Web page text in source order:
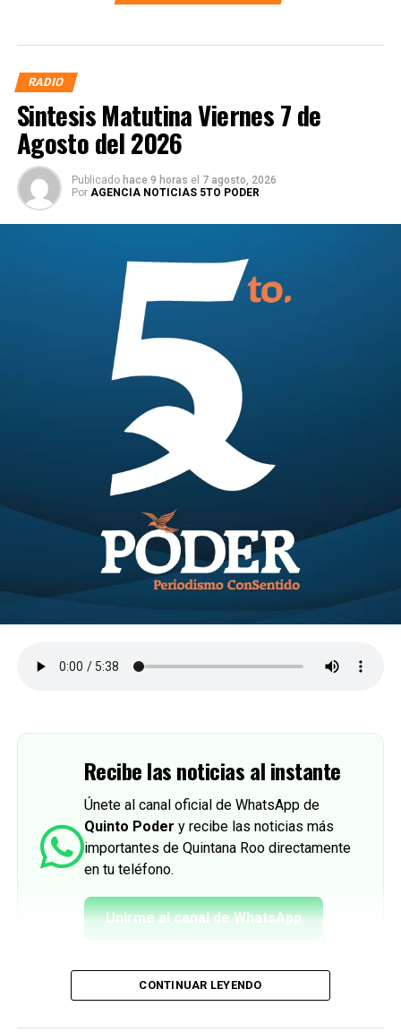
RADIO
Sintesis Matutina Viernes 7 de
Agosto del 2026
Publicado hace 9 horas el 7 agosto, 2026
Por AGENCIA NOTICIAS 5TO PODER
Recibe las noticias al instante
Únete al canal oficial de WhatsApp de
Quinto Poder y recibe las noticias más
importantes de Quintana Roo directamente
en tu teléfono.
Unirme al canal de WhatsApp
CONTINUAR LEYENDO